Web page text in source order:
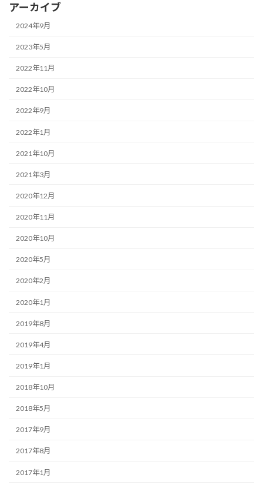
アーカイブ
2024年9月
2023年5月
2022年11月
2022年10月
2022年9月
2022年1月
2021年10月
2021年3月
2020年12月
2020年11月
2020年10月
2020年5月
2020年2月
2020年1月
2019年8月
2019年4月
2019年1月
2018年10月
2018年5月
2017年9月
2017年8月
2017年1月